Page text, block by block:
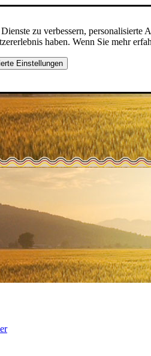
zu verbessern,
haben. Wenn Sie mehr
Einstellungen